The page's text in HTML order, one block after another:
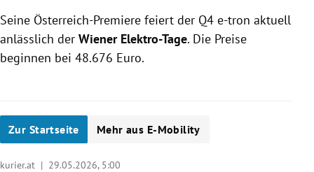
Seine Österreich-Premiere feiert der Q4 e-tron aktuell
anlässlich der Wiener Elektro-Tage. Die Preise
beginnen bei 48.676 Euro.
Zur Startseite Mehr aus E-Mobility
kurier.at | 29.05.2026, 5:00